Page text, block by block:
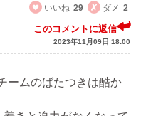
いいね 29 ダメ 2
このコメントに返信
2023年11月09日 18:00
ームのばたつきは酷か